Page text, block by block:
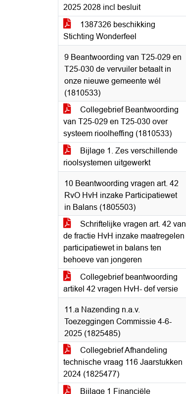
2025 2028 incl besluit
1387326 beschikking
Stichting Wonderfeel
9 Beantwoording van T25-029 en
T25-030 de vervuiler betaalt in
onze nieuwe gemeente wél
(1810533)
Collegebrief Beantwoording
van T25-029 en T25-030 over
systeem rioolheffing (1810533)
Bijlage 1. Zes verschillende
rioolsystemen uitgewerkt
10 Beantwoording vragen art. 42
RvO HvH inzake Participatiewet
in Balans (1805503)
Schriftelijke vragen art. 42 van
de fractie HvH inzake maatregelen
participatiewet in balans ten
behoeve van jongeren
Collegebrief beantwoording
artikel 42 vragen HvH- def versie
11.a Nazending n.a.v.
Toezeggingen Commissie 4-6-
2025 (1825485)
Collegebrief Afhandeling
technische vraag 116 Jaarstukken
2024 (1825477)
Bijlage 1 Financiële